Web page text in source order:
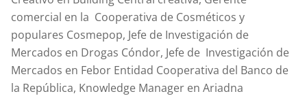
comercial en la Cooperativa de Cosméticos y
populares Cosmepop, Jefe de Investigación de
Mercados en Drogas Cóndor, Jefe de Investigación de
Mercados en Febor Entidad Cooperativa del Banco de
la República, Knowledge Manager en Ariadna